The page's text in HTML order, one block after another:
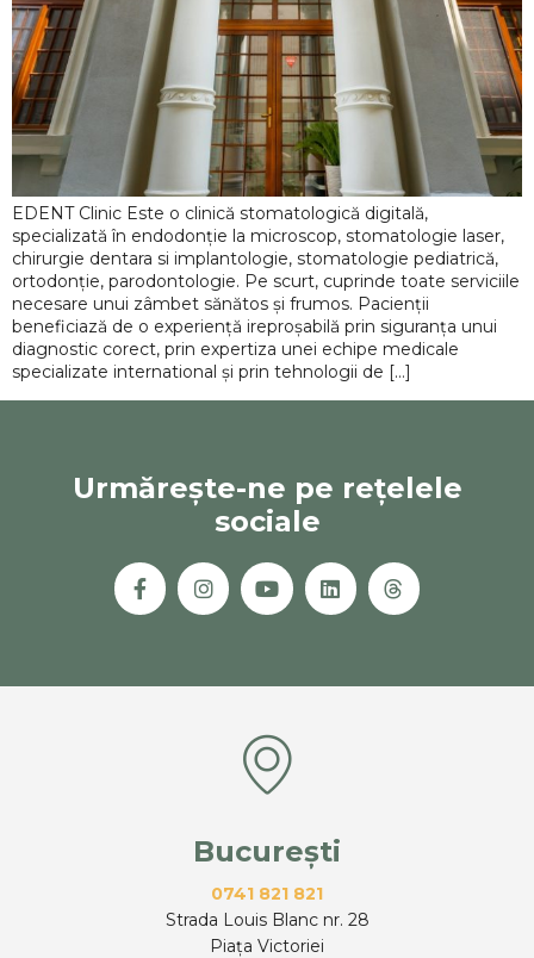
EDENT Clinic Este o clinică stomatologică digitală,
specializată în endodonție la microscop, stomatologie laser,
chirurgie dentara si implantologie, stomatologie pediatrică,
ortodonție, parodontologie. Pe scurt, cuprinde toate serviciile
necesare unui zâmbet sănătos și frumos. Pacienții
beneficiază de o experiență ireproșabilă prin siguranța unui
diagnostic corect, prin expertiza unei echipe medicale
specializate international și prin tehnologii de […]
Urmărește-ne pe rețelele
sociale
București
0741 821 821
Strada Louis Blanc nr. 28
Piața Victoriei